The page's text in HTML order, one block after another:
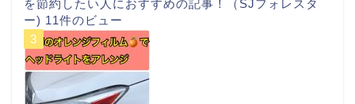
を節約したい人におすすめの記事！（SJフォレスタ
ー) 11件のビュー